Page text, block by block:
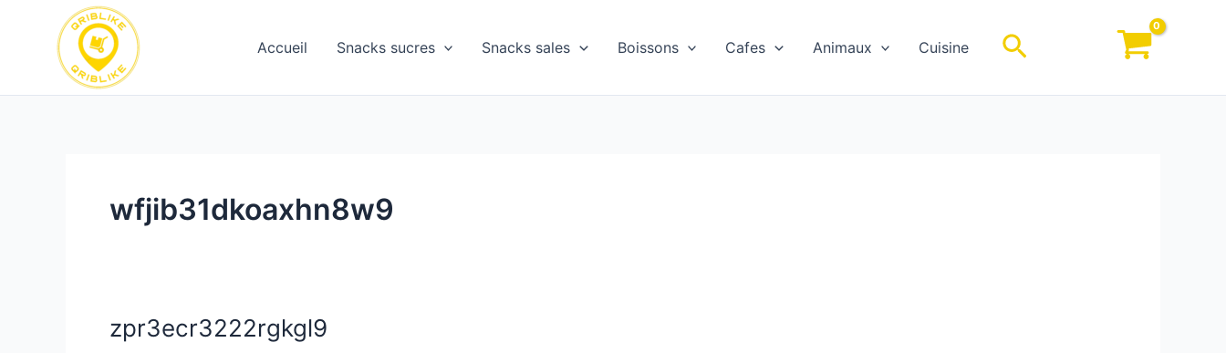
Accueil Snacks sucres Snacks sales Boissons Cafes Animaux Cuisine Rechercher
wfjib31dkoaxhn8w9
zpr3ecr3222rgkgl9
zpr3ecr3222rgkgl9